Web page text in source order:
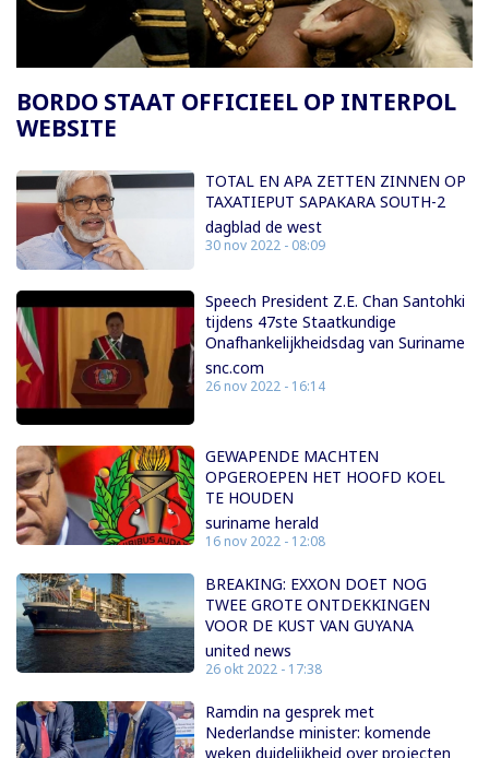
BORDO STAAT OFFICIEEL OP INTERPOL
WEBSITE
TOTAL EN APA ZETTEN ZINNEN OP
TAXATIEPUT SAPAKARA SOUTH-2
dagblad de west
30 nov 2022 - 08:09
Speech President Z.E. Chan Santohki
tijdens 47ste Staatkundige
Onafhankelijkheidsdag van Suriname
snc.com
26 nov 2022 - 16:14
GEWAPENDE MACHTEN
OPGEROEPEN HET HOOFD KOEL
TE HOUDEN
suriname herald
16 nov 2022 - 12:08
BREAKING: EXXON DOET NOG
TWEE GROTE ONTDEKKINGEN
VOOR DE KUST VAN GUYANA
united news
26 okt 2022 - 17:38
Ramdin na gesprek met
Nederlandse minister: komende
weken duidelijkheid over projecten